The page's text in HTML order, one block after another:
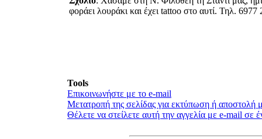
φοράει λουράκι και έχει tattoo στο αυτί. Τηλ. 6977
Tools
Επικοινωνήστε με το e-mail
Μετατροπή της σελίδας για εκτύπωση ή αποστολή
Θέλετε να στείλετε αυτή την αγγελία με e-mail σε